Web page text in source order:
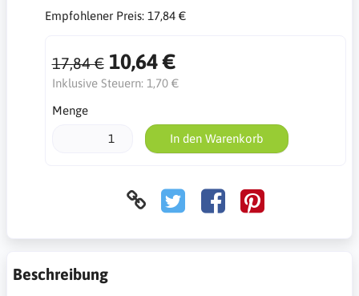
Empfohlener Preis: 17,84 €
17,84 € 10,64 €
Inklusive Steuern: 1,70 €
Menge
In den Warenkorb
Beschreibung